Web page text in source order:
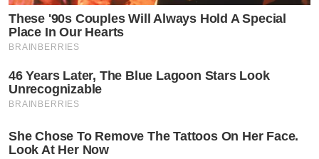
These '90s Couples Will Always Hold A Special
Place In Our Hearts
BRAINBERRIES
46 Years Later, The Blue Lagoon Stars Look
Unrecognizable
BRAINBERRIES
She Chose To Remove The Tattoos On Her Face.
Look At Her Now